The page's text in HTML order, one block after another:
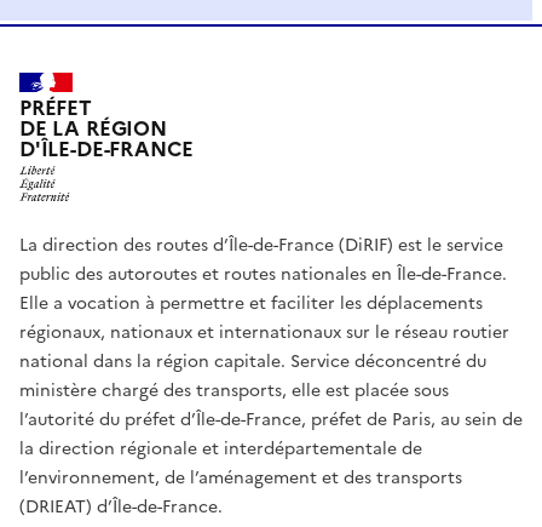
PRÉFET
DE LA RÉGION
D'ÎLE-DE-FRANCE
La direction des routes d’Île-de-France (DiRIF) est le service
public des autoroutes et routes nationales en Île-de-France.
Elle a vocation à permettre et faciliter les déplacements
régionaux, nationaux et internationaux sur le réseau routier
national dans la région capitale. Service déconcentré du
ministère chargé des transports, elle est placée sous
l’autorité du préfet d’Île-de-France, préfet de Paris, au sein de
la direction régionale et interdépartementale de
l’environnement, de l’aménagement et des transports
(DRIEAT) d’Île-de-France.